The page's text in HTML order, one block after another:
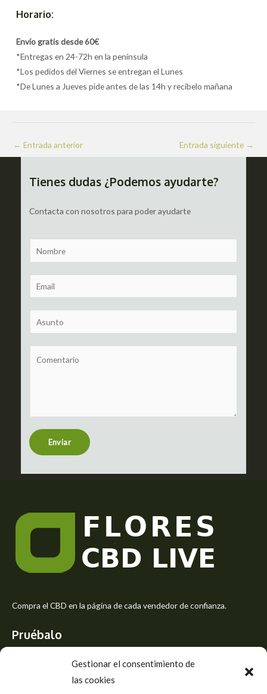
Gestionar el consentimiento de
las cookies
Horario:
Envío gratis desde 60€
*Entregas en 24-72h en la península
*Los pedidos del Viernes se entregan el Lunes
*De Lunes a Jueves pide antes de las 14h y recíbelo mañana
Navegación
de
← Entrada anterior Entrada siguiente →
Tienes dudas ¿Podemos ayudarte?
Contacta con nosotros para poder ayudarte
a
m
m
a
u
b
t
r
s
e
Enviar
Compra el CBD en la página de cada vendedor de confianza.
Pruébalo
Siente el mejor aroma de las flores CBD y usa los beneficios del